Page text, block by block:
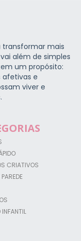
transformar mais
além de simples
um propósito:
e
viver e
CRIATIVOS
PAREDE